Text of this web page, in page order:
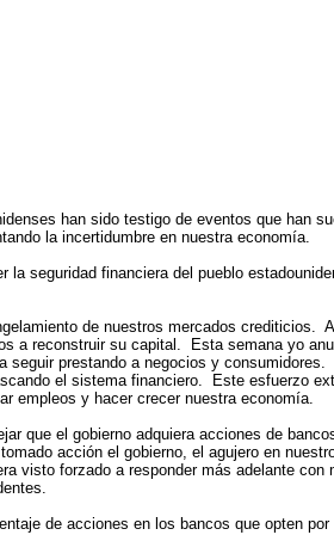
han sido testigo de eventos que han
la incertidumbre en nuestra economía.
financiera del pueblo
de nuestros mercados crediticios.
a reconstruir su capital. Esta semana yo
prestando a negocios y
el sistema financiero. Este esfuerzo
empleos y hacer crecer nuestra economía.
el gobierno adquiera acciones de
acción el gobierno, el agujero en
visto forzado a responder más adelante
de acciones en los bancos que opten por